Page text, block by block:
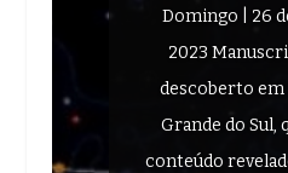
Domingo | 26
2023
descoberto em
Grande do Sul,
conteúdo